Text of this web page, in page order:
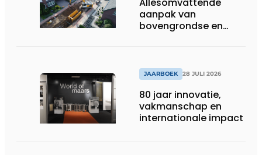
Allesomvattende
aanpak van
bovengrondse en
JAARBOEK 28 JULI 2026
80 jaar innovatie,
vakmanschap en
internationale impact